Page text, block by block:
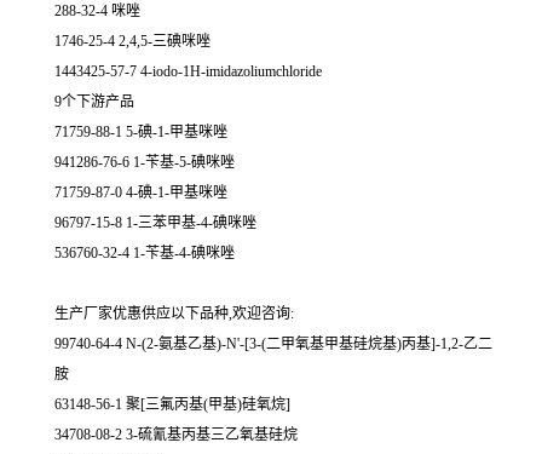
288-32-4 咪唑
1746-25-4 2,4,5-三碘咪唑
1443425-57-7 4-iodo-1H-imidazoliumchloride
9个下游产品
71759-88-1 5-碘-1-甲基咪唑
941286-76-6 1-苄基-5-碘咪唑
71759-87-0 4-碘-1-甲基咪唑
96797-15-8 1-三苯甲基-4-碘咪唑
536760-32-4 1-苄基-4-碘咪唑
生产厂家优惠供应以下品种,欢迎咨询:
99740-64-4 N-(2-氨基乙基)-N'-[3-(二甲氧基甲基硅烷基)丙基]-1,2-乙二
胺
63148-56-1 聚[三氟丙基(甲基)硅氧烷]
34708-08-2 3-硫氰基丙基三乙氧基硅烷